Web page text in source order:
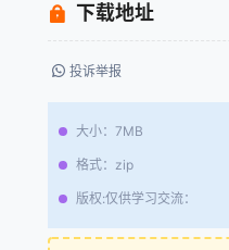
下载地址
投诉举报
大小： 7MB
格式： zip
版权:仅供学习交流：